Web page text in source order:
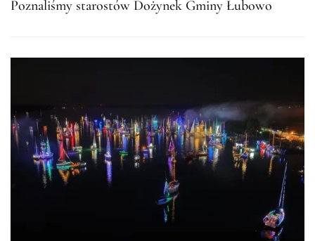
Poznaliśmy starostów Dożynek Gminy Łubowo